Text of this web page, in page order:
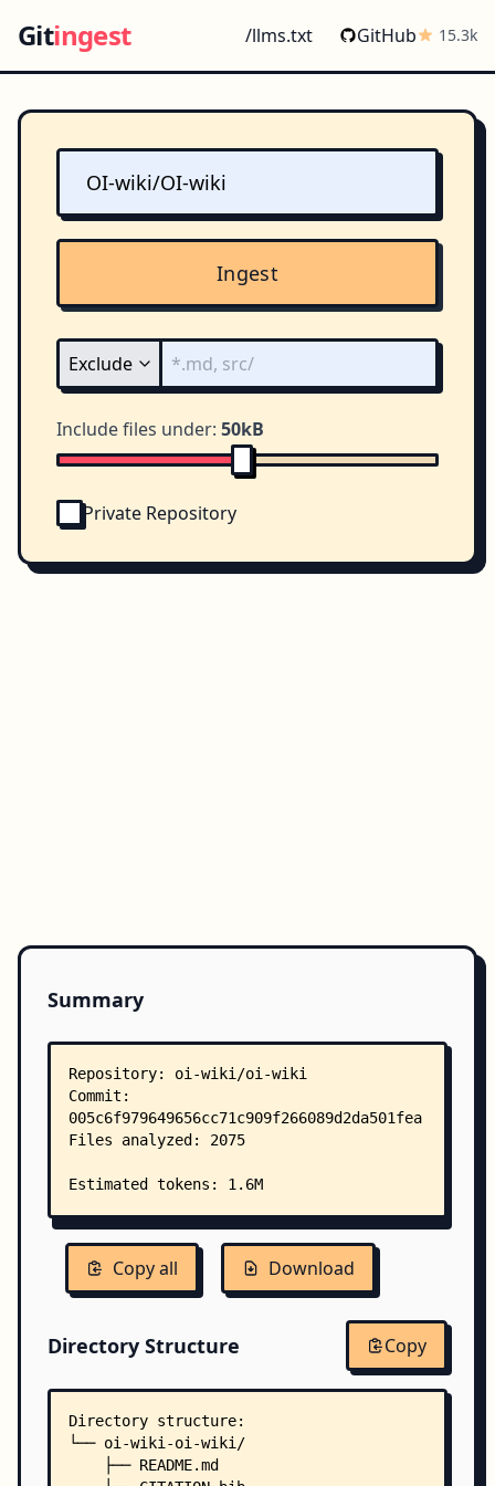
Gitingest /llms.txt GitHub 15.3k
Ingest
Include files under: 50kB
Private Repository
Summary
Copy all Download
Directory Structure Copy
Directory structure:
└── oi-wiki-oi-wiki/
    ├── README.md